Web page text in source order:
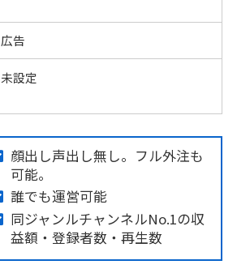
広告
未設定
顔出し声出し無し。フル外注も
可能。
誰でも運営可能
同ジャンルチャンネルNo.1の収
益額・登録者数・再生数